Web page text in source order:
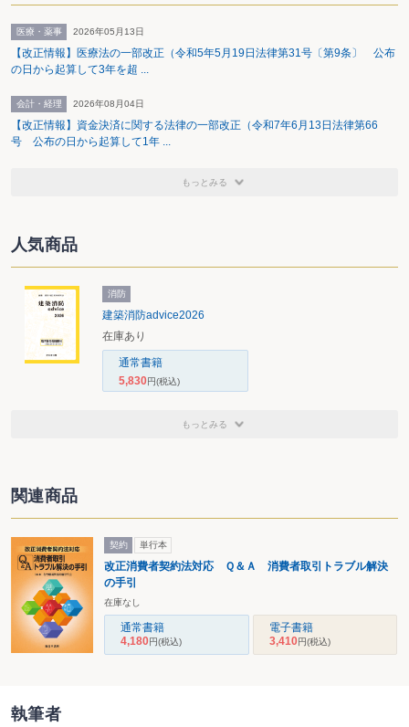
医療・薬事 2026年05月13日
【改正情報】医療法の一部改正（令和5年5月19日法律第31号〔第9条〕 公布
の日から起算して3年を超 ...
会計・経理 2026年08月04日
【改正情報】資金決済に関する法律の一部改正（令和7年6月13日法律第66
号 公布の日から起算して1年 ...
もっとみる
人気商品
消防
建築消防advice2026
在庫あり
通常書籍
5,830円(税込)
もっとみる
関連商品
契約 単行本
改正消費者契約法対応 Ｑ＆Ａ 消費者取引トラブル解決
の手引
在庫なし
通常書籍
4,180円(税込)
電子書籍
3,410円(税込)
執筆者